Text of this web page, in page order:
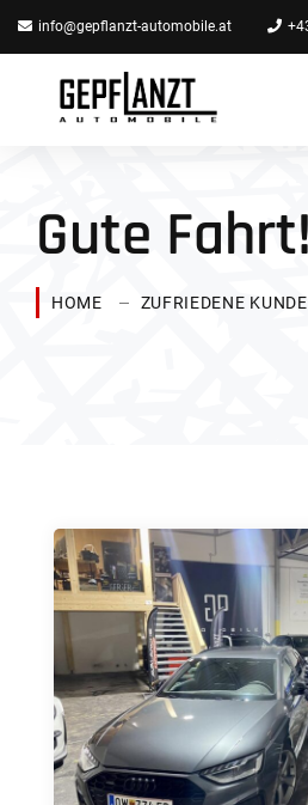
info@gepflanzt-automobile.at
Gute Fahrt!
HOME ZUFRIEDENE